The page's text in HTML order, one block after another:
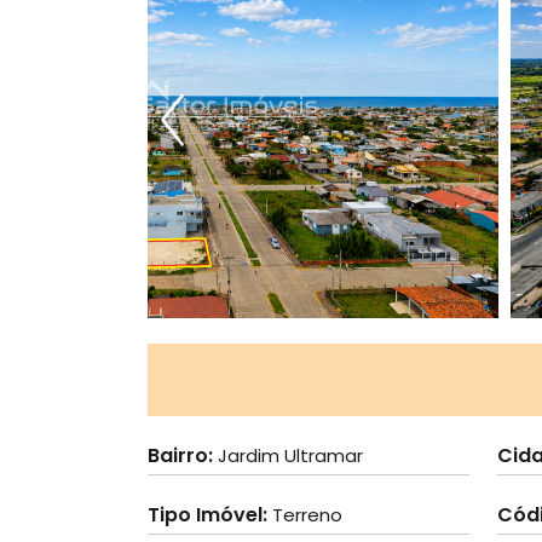
Bairro:Jardim Ultramar
Tipo Imóvel: Terreno